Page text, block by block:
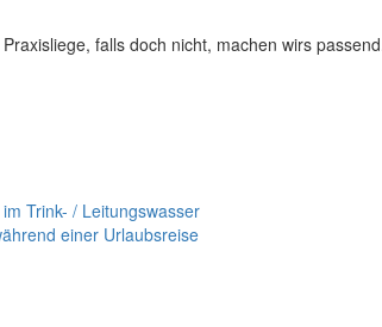
falls doch nicht, machen wirs
Trink- / Leitungswasser
einer Urlaubsreise